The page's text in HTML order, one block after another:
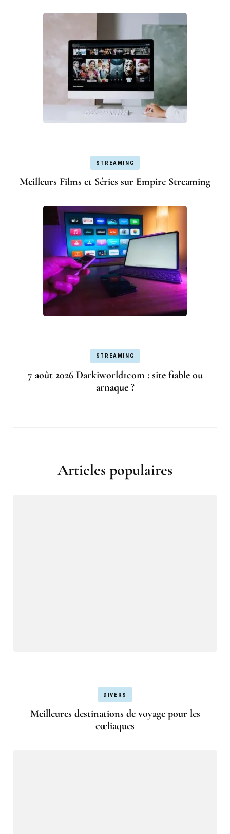
STREAMING
Meilleurs Films et Séries sur Empire Streaming
STREAMING
7 août 2026 Darkiworld1com : site fiable ou
arnaque ?
Articles populaires
DIVERS
Meilleures destinations de voyage pour les
cœliaques